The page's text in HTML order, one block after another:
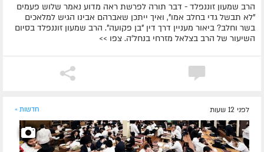
הרב שמעון זוננפלד - דבר תורה לפרשת ראה מדוע נאמר שלוש פעמים
"לא תבשל גדי בחלב אמו", ואיך ייתכן שאברהם אבינו הגיש למלאכים
בשר וחלב? ביאור מעניין דרך דין "בן פקועה". הרב שמעון זוננפלד בסיום
השיעור של הרב בצלאל מזרחי בנחל'ה. צפו >>
לפני 12 שעות חדשות »